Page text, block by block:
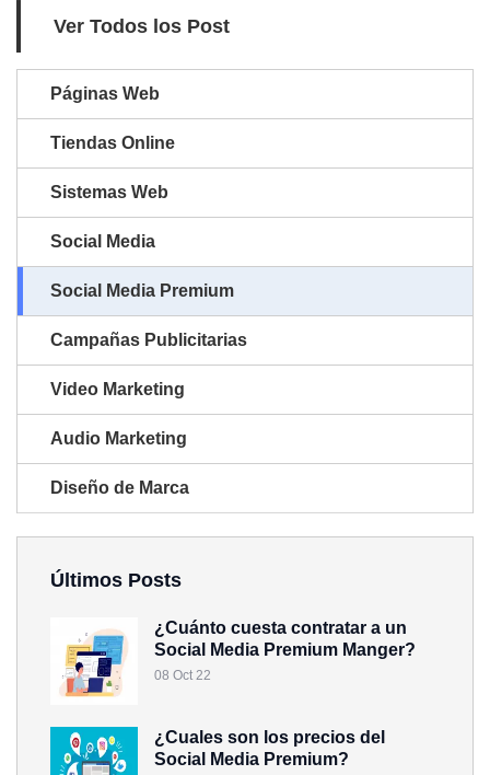
Ver Todos los Post
Páginas Web
Tiendas Online
Sistemas Web
Social Media
Social Media Premium
Campañas Publicitarias
Video Marketing
Audio Marketing
Diseño de Marca
Últimos Posts
¿Cuánto cuesta contratar a un
Social Media Premium Manger?
08 Oct 22
¿Cuales son los precios del
Social Media Premium?